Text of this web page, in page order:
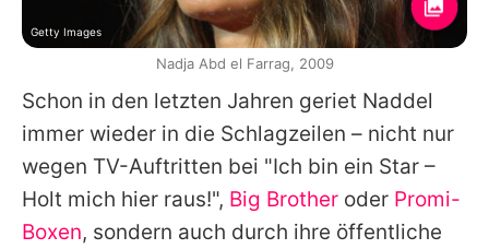
Schon in den letzten Jahren geriet Naddel
immer wieder in die Schlagzeilen – nicht nur
wegen TV-Auftritten bei "Ich bin ein Star –
Holt mich hier raus!", Big Brother oder Promi-
Boxen, sondern auch durch ihre öffentliche
Getty Images
Nadja Abd el Farrag, 2009